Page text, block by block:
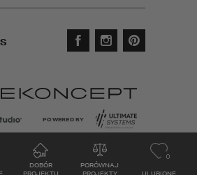
DOBÓR
PORÓWNAJ
0
POWERED BY